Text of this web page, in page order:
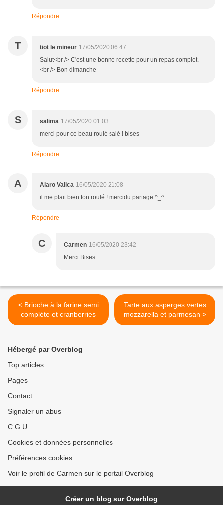
Répondre
T tiot le mineur 17/05/2020 06:47
Salut<br /> C'est une bonne recette pour un repas complet.
<br /> Bon dimanche
Répondre
S salima 17/05/2020 01:03
merci pour ce beau roulé salé ! bises
Répondre
A Alaro Vallca 16/05/2020 21:08
il me plait bien ton roulé ! mercidu partage ^_^
Répondre
C Carmen 16/05/2020 23:42
Merci Bises
< Brioche à la farine semi
complète et cranberries
Tarte aux asperges vertes
mozzarella et parmesan >
Hébergé par Overblog
Top articles
Pages
Contact
Signaler un abus
C.G.U.
Cookies et données personnelles
Préférences cookies
Voir le profil de Carmen sur le portail Overblog
Créer un blog sur Overblog